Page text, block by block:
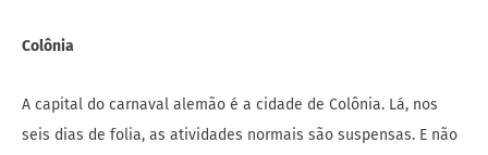
Colônia
A capital do carnaval alemão é a cidade de Colônia. Lá, nos
seis dias de folia, as atividades normais são suspensas. E não